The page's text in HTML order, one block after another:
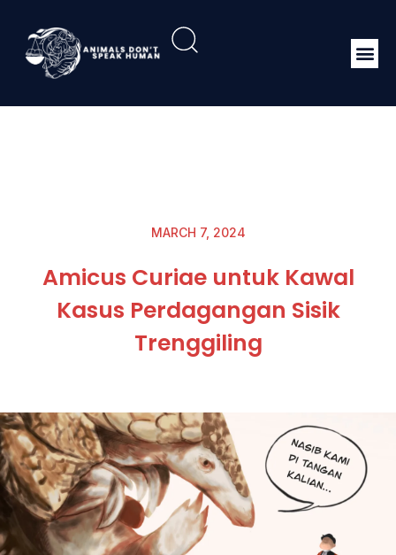
MARCH 7, 2024
Amicus Curiae untuk Kawal
Kasus Perdagangan Sisik
Trenggiling